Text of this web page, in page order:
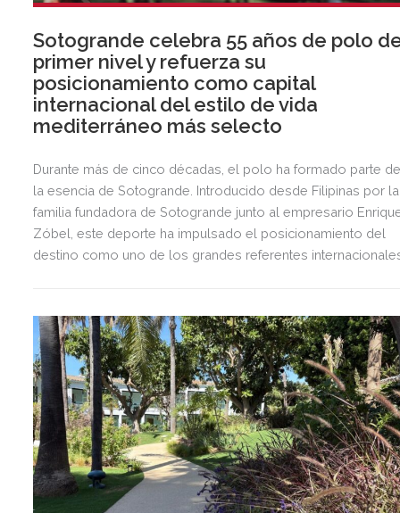
Sotogrande celebra 55 años de polo
primer nivel y refuerza su
posicionamiento como capital
internacional del estilo de vida
mediterráneo más selecto
Durante más de cinco décadas, el polo ha formado parte
la esencia de Sotogrande. Introducido desde Filipinas por la
familia fundadora de Sotogrande junto al empresario
Zóbel, este deporte ha impulsado el posicionamiento del
destino como uno de los grandes referentes
exclusiva agenda social.